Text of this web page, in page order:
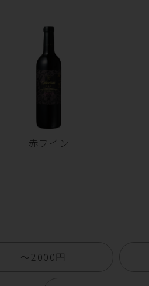
赤ワイン
〜2000円